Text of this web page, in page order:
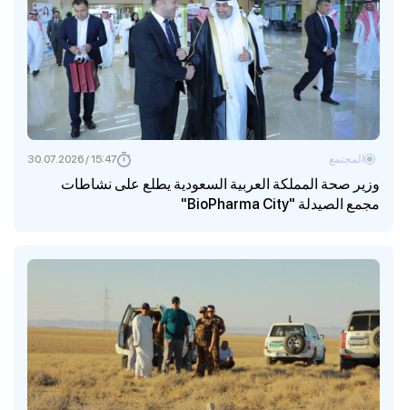
وزير صحة المملكة العربية السعودية يطلع على نشاطات
مجمع الصيدلة "BioPharma City"
المجتمع 15:47 / 30.07.2026